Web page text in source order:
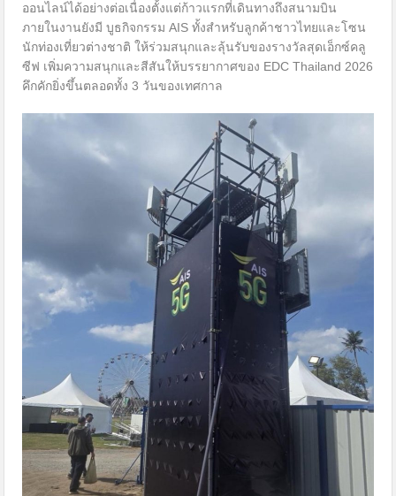
ออนไลน์ได้อย่างต่อเนื่องตั้งแต่ก้าวแรกที่เดินทางถึงสนามบิน
ภายในงานยังมี บูธกิจกรรม AIS ทั้งสำหรับลูกค้าชาวไทยและโซน
นักท่องเที่ยวต่างชาติ ให้ร่วมสนุกและลุ้นรับของรางวัลสุดเอ็กซ์คลู
ซีฟ เพิ่มความสนุกและสีสันให้บรรยากาศของ EDC Thailand 2026
คึกคักยิ่งขึ้นตลอดทั้ง 3 วันของเทศกาล